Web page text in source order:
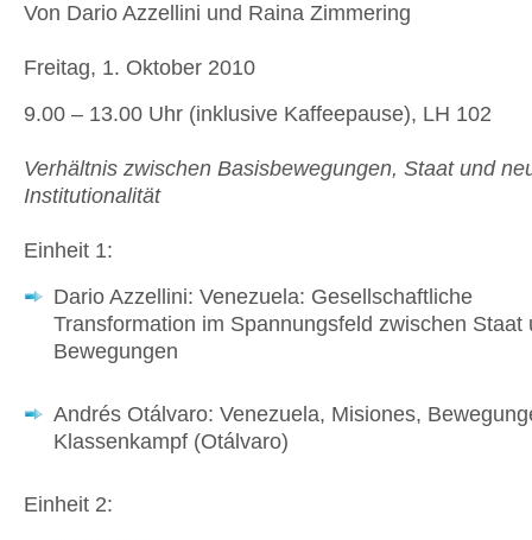
Von Dario Azzellini und Raina Zimmering
Freitag, 1. Oktober 2010
9.00 – 13.00 Uhr (inklusive Kaffeepause), LH 102
Verhältnis zwischen Basisbewegungen, Staat und
Institutionalität
Einheit 1:
Dario Azzellini: Venezuela: Gesellschaftliche
Transformation im Spannungsfeld zwischen Staat
Bewegungen
Andrés Otálvaro: Venezuela, Misiones,
Klassenkampf (Otálvaro)
Einheit 2: